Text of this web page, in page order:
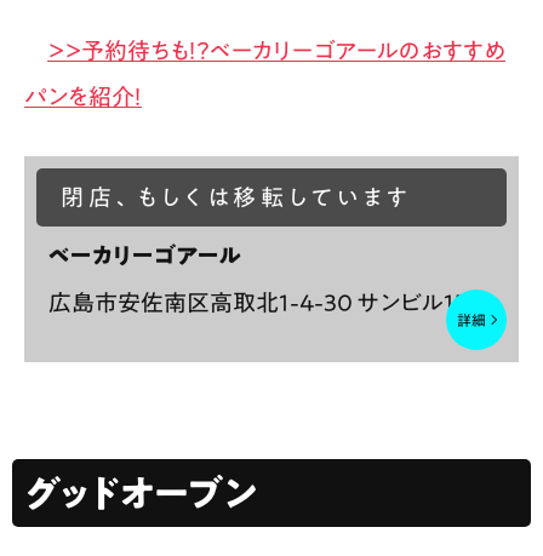
＞＞予約待ちも！？ベーカリーゴアールのおすすめ
パンを紹介！
閉店、もしくは移転しています
ベーカリーゴアール
広島市安佐南区高取北1-4-30 サンビル1F
グッドオーブン